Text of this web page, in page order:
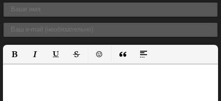
Полужирный
КурсивПодчеркнутый
ЗачеркнутыйВставить смайлик
Вставка цитаты
Вставка спойлера